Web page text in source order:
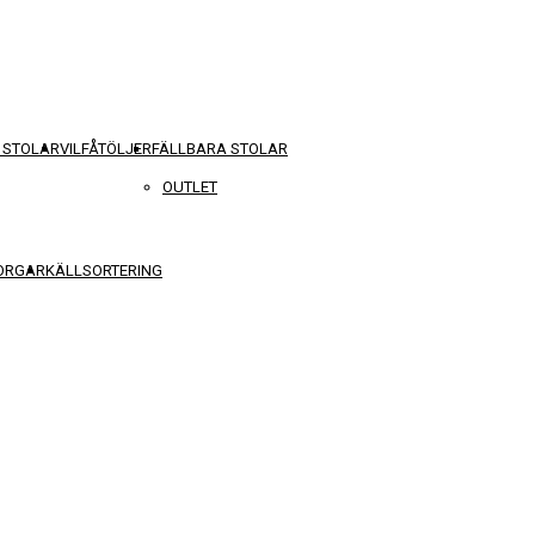
VILFÅTÖLJERFÄLLBARA STOLAR
KÄLLSORTERING
OUTLET